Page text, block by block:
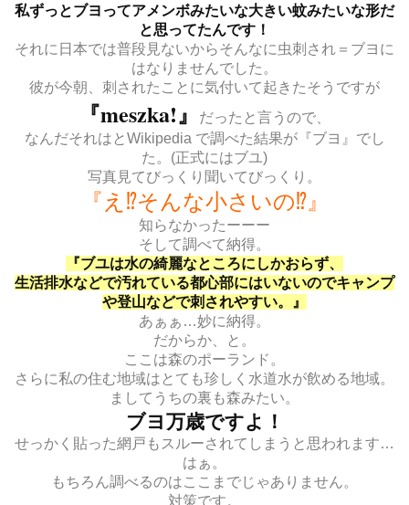
私ずっとブヨってアメンボみたいな大きい蚊みたいな形だ
と思ってたんです！
それに日本では普段見ないからそんなに虫刺され＝ブヨに
はなりませんでした。
彼が今朝、刺されたことに気付いて起きたそうですが
『meszka!』
だったと言うので、
なんだそれはとWikipedia で調べた結果が『ブヨ』でし
た。(正式にはブユ)
写真見てびっくり聞いてびっくり。
『え⁉︎そんな小さいの⁉︎』
知らなかったーーー
そして調べて納得。
『ブユは水の綺麗なところにしかおらず、
生活排水などで汚れている都心部にはいないのでキャンプ
や登山などで刺されやすい。』
あぁぁ…妙に納得。
だからか、と。
ここは森のポーランド。
さらに私の住む地域はとても珍しく水道水が飲める地域。
ましてうちの裏も森みたい。
ブヨ万歳ですよ！
せっかく貼った網戸もスルーされてしまうと思われます…
はぁ。
もちろん調べるのはここまでじゃありません。
対策です。